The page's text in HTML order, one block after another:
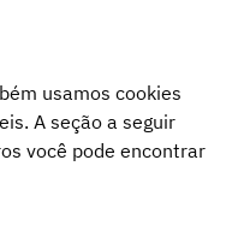
usamos cookies
A seção a seguir
você pode encontrar